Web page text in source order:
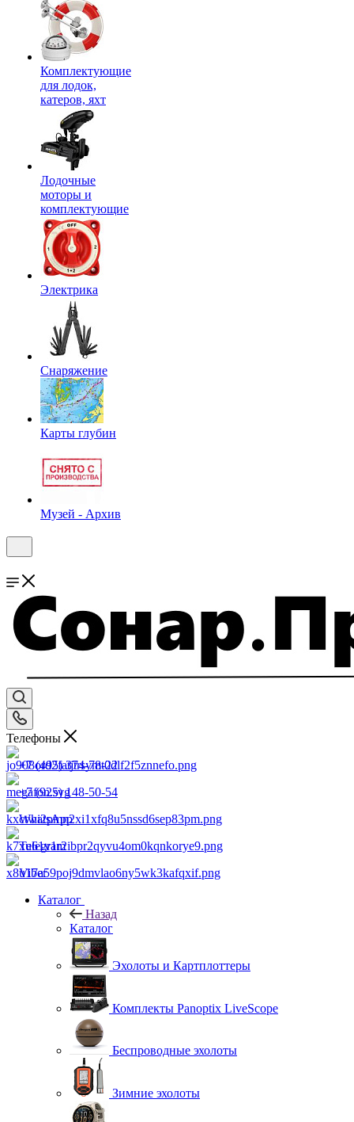
Комплектующие
для лодок,
катеров, яхт
Лодочные
моторы и
комплектующие
Электрика
Снаряжение
Карты глубин
Музей - Архив
Телефоны
+7 (495) 374-78-22
+7 (925) 148-50-54
WhatsApp
Telegram
Viber
Каталог
Назад
Каталог
Эхолоты и Картплоттеры
Комплекты Panoptix LiveScope
Беспроводные эхолоты
Зимние эхолоты